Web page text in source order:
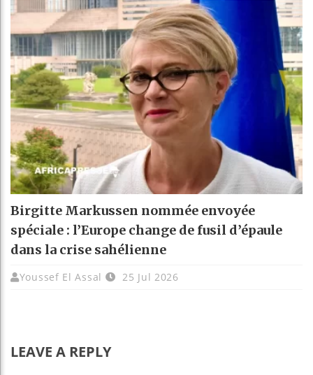
Birgitte Markussen nommée envoyée
spéciale : l’Europe change de fusil d’épaule
dans la crise sahélienne
Youssef El Assal 25 Jul 2026
LEAVE A REPLY